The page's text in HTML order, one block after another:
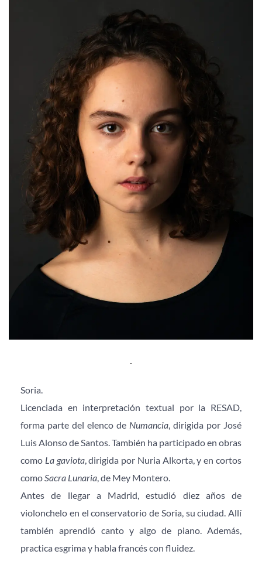
Soria.
Licenciada en interpretación textual por la RESAD,
forma parte del elenco de Numancia, dirigida por José
Luis Alonso de Santos. También ha participado en obras
como La gaviota, dirigida por Nuria Alkorta, y en cortos
como Sacra Lunaria, de Mey Montero.
Antes de llegar a Madrid, estudió diez años de
violonchelo en el conservatorio de Soria, su ciudad. Allí
también aprendió canto y algo de piano. Además,
practica esgrima y habla francés con fluidez.